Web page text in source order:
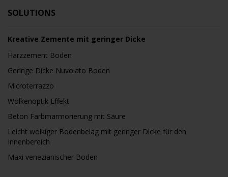
SOLUTIONS
Kreative Zemente mit geringer Dicke
Harzzement Boden
Geringe Dicke Nuvolato Boden
Microterrazzo
Wolkenoptik Effekt
Beton Farbmarmorierung mit Säure
Leicht wolkiger Bodenbelag mit geringer Dicke für den
Innenbereich
Maxi venezianischer Boden